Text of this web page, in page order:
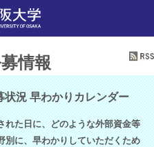
情報
状況 早わかりカレンダー
た日に、どのような外部資金等
別に、早わかりしていただくため